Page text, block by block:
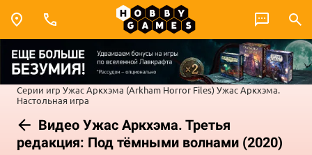
Серии игр Ужас Аркхэма (Arkham Horror Files)Ужас Аркхэма.
Настольная игра
Видео Ужас Аркхэма. Третья
редакция: Под тёмными волнами (2020)